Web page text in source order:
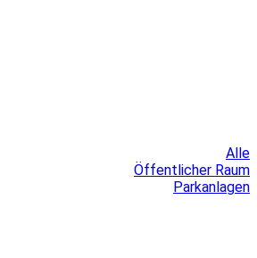
Alle
Öffentlicher Raum
Parkanlagen